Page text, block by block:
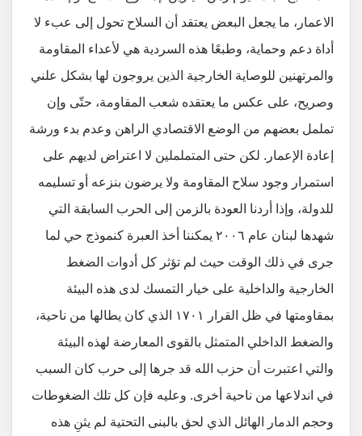
الاعمار، ما يجعل البعض يعتقد أن السلاح تحول إلى عبء لا
أداة دعم وحماية، وطبعًا هذه السردية هي لأعداء المقاومة
والمرتهنين للوصاية الخارجية الذين يروجون لها بشكل علني
وصريح، على عكس ما يعتقده شعب المقاومة، حتّى وإن
تململ بعضهم من الوضع الاقتصادي الراهن وعدم بدء ورشة
إعادة الإعمار. لكن حتى المتململين لا اعتراض لديهم على
استمرار وجود سلاح المقاومة ولا يرضون بنزعه أو تسليمه
للدولة، وإذا أردنا العودة بالزمن إلى الحرب السابقة التي
شهدها لبنان عام ٢٠٠٦ يمكننا أخذ العبرة كنموذج حي لما
جرى في ذلك الوقت حيث لم تؤثر كل أدوات الضغط
الخارجية والداخلية على خيار التمسك لدى هذه البيئة
بمقاومتها في ظل القرار ١٧٠١ الذي كان يطالها من ناحية،
والضغط الداخلي المتمثل بالقوى المعارضة لهذه البيئة
والتي اعتبرت أن حزب الله قد جرها إلى حرب كان السبب
في اندلاعها من ناحية أخرى. وعليه فإن كل تلك الضغوطات
وحجم الدمار الهائل الذي لحق بالبنى التحتية لم يثنِ هذه